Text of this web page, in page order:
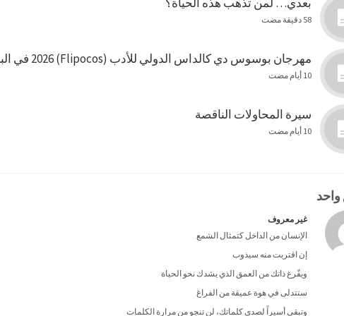
58 دقيقة مضت
مهرجان بوسوس دي كالداس الدولي للأدب (Flipocos) 2026 في البرازيل
10 أيام مضت
سيرة المحاولات الناقصة
10 أيام مضت
واحد
غير معروف
الإنسان من الداخل كتمثال الشمع
إن اقتربت منه سيذوب
ويفّرغ ذاتك من العمق الذي يشدك نحو الحياة
ستتدلى في هوة عميقة من الفراغ
وتبقى أسيراً لصدى كلماتك، لن تنجو من مرارة الكلمات